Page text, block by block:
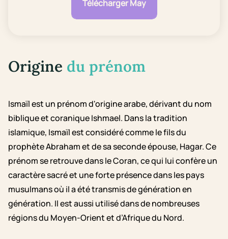
Télécharger May
Origine du prénom
Ismaïl est un prénom d'origine arabe, dérivant du nom
biblique et coranique Ishmael. Dans la tradition
islamique, Ismaïl est considéré comme le fils du
prophète Abraham et de sa seconde épouse, Hagar. Ce
prénom se retrouve dans le Coran, ce qui lui confère un
caractère sacré et une forte présence dans les pays
musulmans où il a été transmis de génération en
génération. Il est aussi utilisé dans de nombreuses
régions du Moyen-Orient et d’Afrique du Nord.